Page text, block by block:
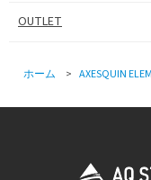
OUTLET
ホーム > AXESQUIN